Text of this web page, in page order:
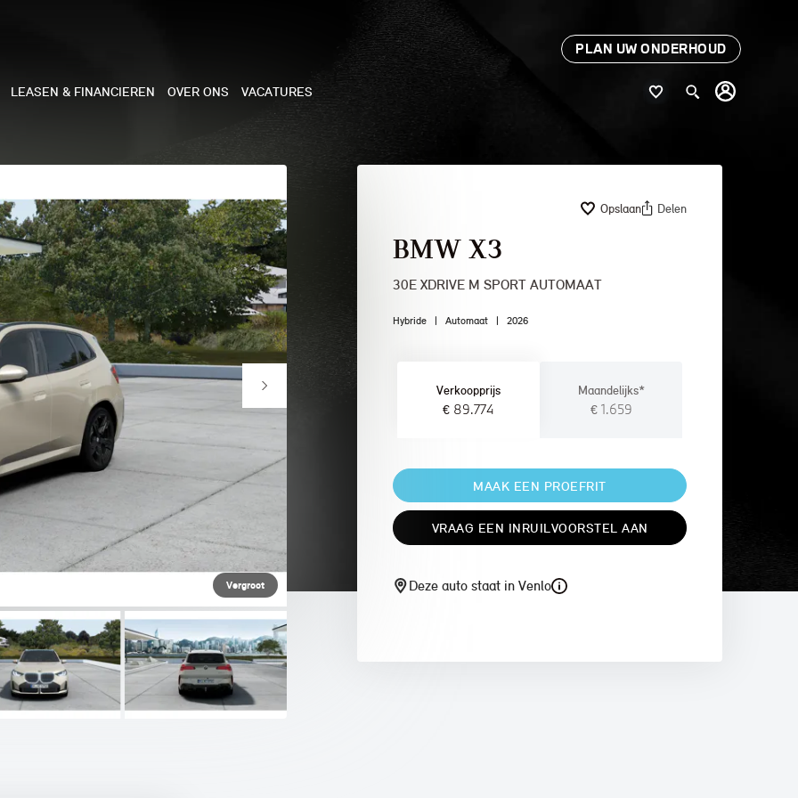
PLAN UW ONDERHOUD
3-DEURS
CABRIO
5-DEURS
COOPER WORKS
SMITH EDITION
LEASEN & FINANCIEREN OVER ONS VACATURES
Vergroot
Opslaan Delen
BMW X3
30E XDRIVE M SPORT AUTOMAAT
Hybride | Automaat | 2026
Verkoopprijs
€ 89.774
Maandelijks*
€ 1.659
MAAK EEN PROEFRIT
VRAAG EEN INRUILVOORSTEL AAN
Deze auto staat in Venlo